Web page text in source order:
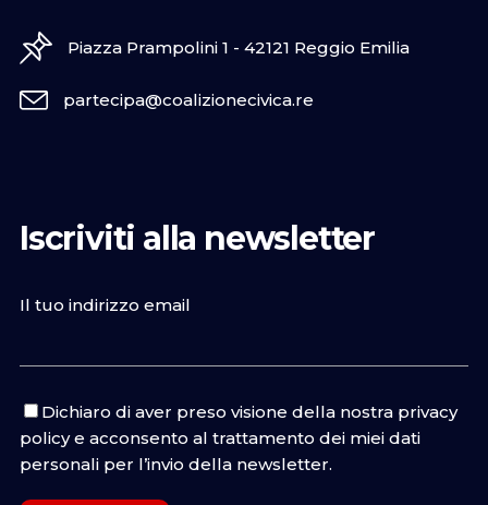
Piazza Prampolini 1 - 42121 Reggio Emilia
partecipa@coalizionecivica.re
Iscriviti alla newsletter
Il tuo indirizzo email
Dichiaro di aver preso visione della nostra privacy
policye acconsento al trattamento dei miei dati
personali per l’invio della newsletter.